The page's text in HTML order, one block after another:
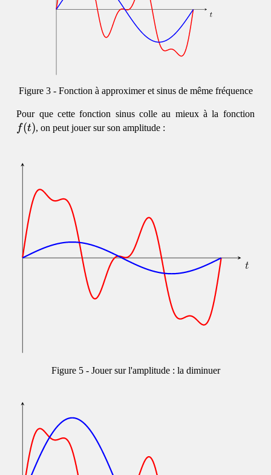
Fonction à approximer et sinus de même fréquence
Pour que cette fonction sinus colle au mieux à la fonctionf(t)
f(t), on peut jouer sur son amplitude :
Jouer sur l'amplitude : la diminuer